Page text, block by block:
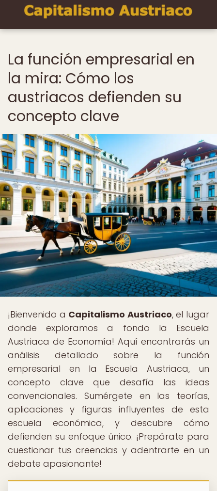
La función empresarial en
la mira: Cómo los
austriacos defienden su
concepto clave
¡Bienvenido a Capitalismo Austriaco, el lugar
donde exploramos a fondo la Escuela
Austriaca de Economía! Aquí encontrarás un
análisis detallado sobre la función
empresarial en la Escuela Austriaca, un
concepto clave que desafía las ideas
convencionales. Sumérgete en las teorías,
aplicaciones y figuras influyentes de esta
escuela económica, y descubre cómo
defienden su enfoque único. ¡Prepárate para
cuestionar tus creencias y adentrarte en un
debate apasionante!